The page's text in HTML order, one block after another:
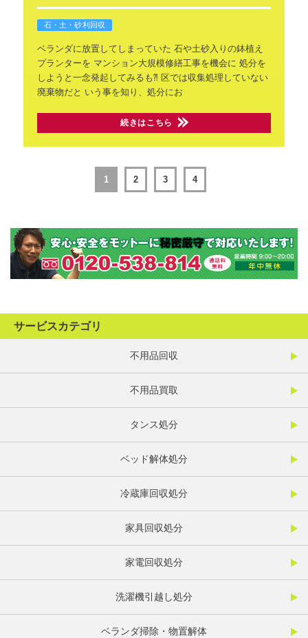
石・土・砂利回収
ベランダに放置してしまっていた 石や土砂入りの鉢植え
プランターを マンション大規模修繕工事を機会に 処分を
しようと一念発起してみるも⁈ 区では収集処理していない
廃棄物だと いう事を知り、処分にお
続きはこちら
1 2 3 4
サービスカテゴリ
不用品回収
不用品買取
タンス処分
ベッド解体処分
冷蔵庫回収処分
家具回収処分
家電回収処分
洗濯機引越し処分
ベランダ掃除・物置解体